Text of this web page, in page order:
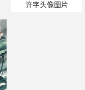
许字头像图片